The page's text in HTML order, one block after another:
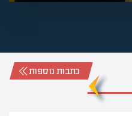
כתבות נוספות